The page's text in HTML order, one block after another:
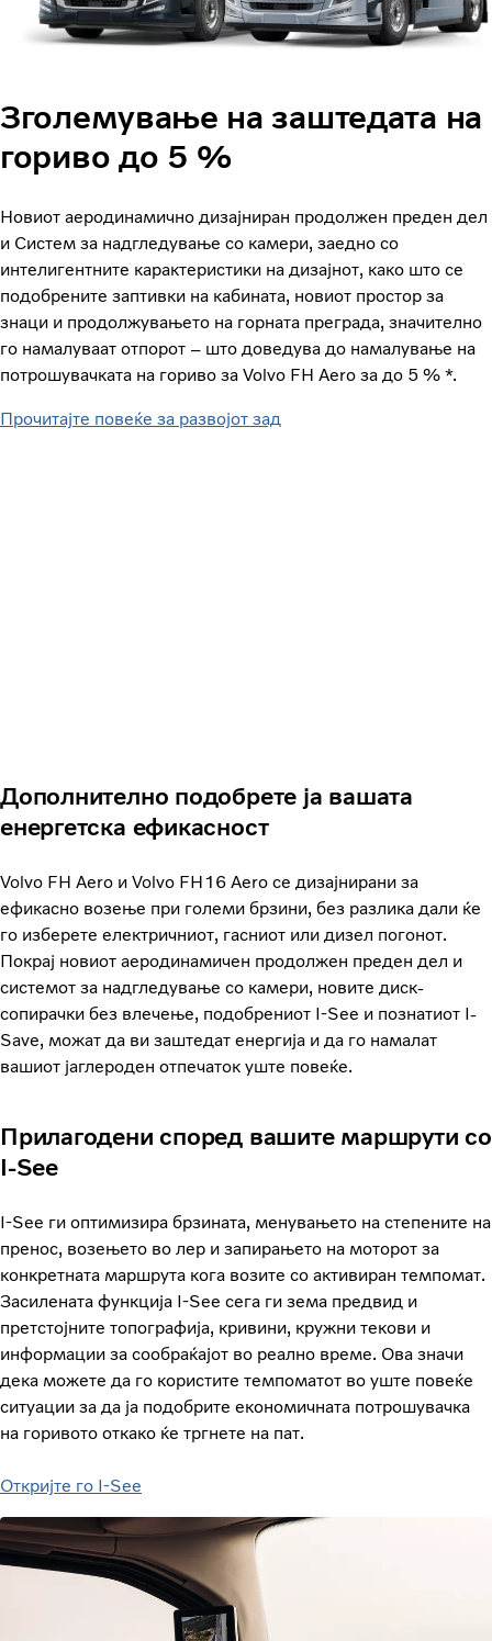
Зголемување на заштедата на
гориво до 5 %
Новиот аеродинамично дизајниран продолжен преден дел
и Систем за надгледување со камери, заедно со
интелигентните карактеристики на дизајнот, како што се
подобрените заптивки на кабината, новиот простор за
знаци и продолжувањето на горната преграда, значително
го намалуваат отпорот – што доведува до намалување на
потрошувачката на гориво за Volvo FH Aero за до 5 % *.
Прочитајте повеќе за развојот зад
Дополнително подобрете ја вашата
енергетска ефикасност
Volvo FH Aero и Volvo FH16 Aero се дизајнирани за
ефикасно возење при големи брзини, без разлика дали ќе
го изберете електричниот, гасниот или дизел погонот.
Покрај новиот аеродинамичен продолжен преден дел и
системот за надгледување со камери, новите диск-
сопирачки без влечење, подобрениот I-See и познатиот I-
Save, можат да ви заштедат енергија и да го намалат
вашиот јаглероден отпечаток уште повеќе.
Прилагодени според вашите маршрути со
I-See
I-See ги оптимизира брзината, менувањето на степените на
пренос, возењето во лер и запирањето на моторот за
конкретната маршрута кога возите со активиран темпомат.
Засилената функција I-See сега ги зема предвид и
претстојните топографија, кривини, кружни текови и
информации за сообраќајот во реално време. Ова значи
дека можете да го користите темпоматот во уште повеќе
ситуации за да ја подобрите економичната потрошувачка
на горивото откако ќе тргнете на пат.
Откријте го I-See